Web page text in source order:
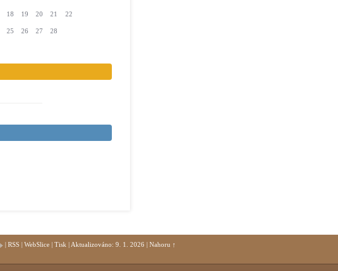
18 19 20 21 22
25 26 27 28
| RSS | WebSlice | Tisk | Aktualizováno: 9. 1. 2026 | Nahoru ↑